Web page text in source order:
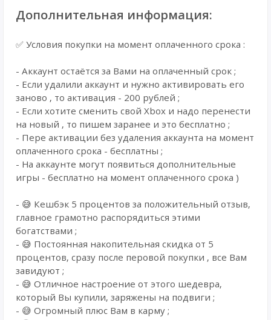
Дополнительная информация:
✅ Условия покупки на момент оплаченного срока :
- Аккаунт остаётся за Вами на оплаченный срок ;
- Если удалили аккаунт и нужно активировать его
заново , то активация - 200 рублей ;
- Если хотите сменить свой Xbox и надо перенести
на новый , то пишем заранее и это бесплатно ;
- Пере активации без удаления аккаунта на момент
оплаченного срока - бесплатны ;
- На аккаунте могут появиться дополнительные
игры - бесплатно на момент оплаченного срока )
- 😅 Кешбэк 5 процентов за положительный отзыв,
главное грамотно распорядиться этими
богатствами ;
- 😅 Постоянная накопительная скидка от 5
процентов, сразу после перовой покупки , все Вам
завидуют ;
- 😅 Отличное настроение от этого шедевра,
который Вы купили, заряжены на подвиги ;
- 😅 Огромный плюс Вам в карму ;